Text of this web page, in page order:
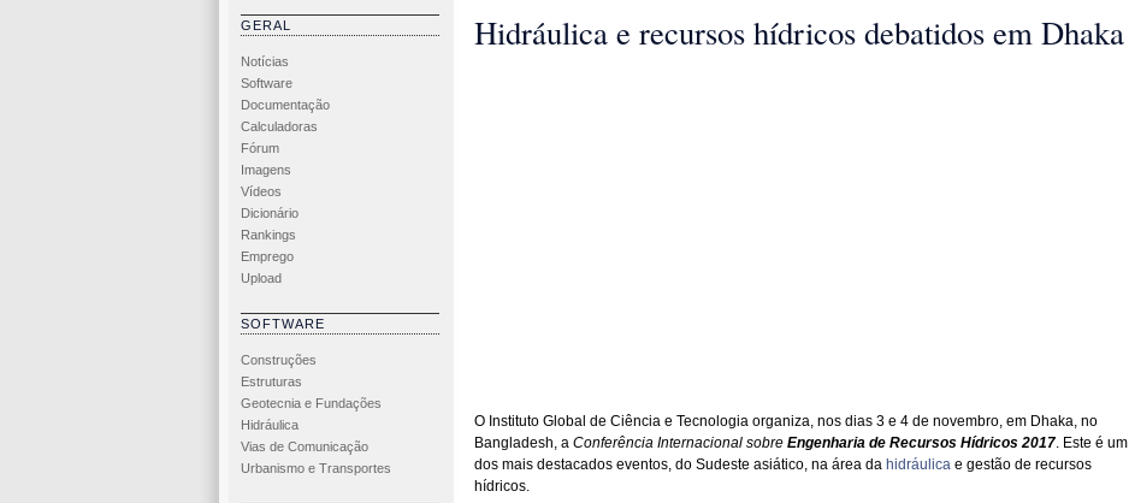
GERAL
Notícias
Software
Documentação
Calculadoras
Fórum
Imagens
Vídeos
Dicionário
Rankings
Emprego
Upload
SOFTWARE
Construções
Estruturas
Geotecnia e Fundações
Hidráulica
Vias de Comunicação
Urbanismo e Transportes
Hidráulica e recursos hídricos debatidos em Dhaka
O Instituto Global de Ciência e Tecnologia organiza, nos dias 3 e 4 de novembro, em Dhaka, no
Bangladesh, a Conferência Internacional sobre Engenharia de Recursos Hídricos 2017. Este é um
dos mais destacados eventos, do Sudeste asiático, na área da hidráulica e gestão de recursos
hídricos.